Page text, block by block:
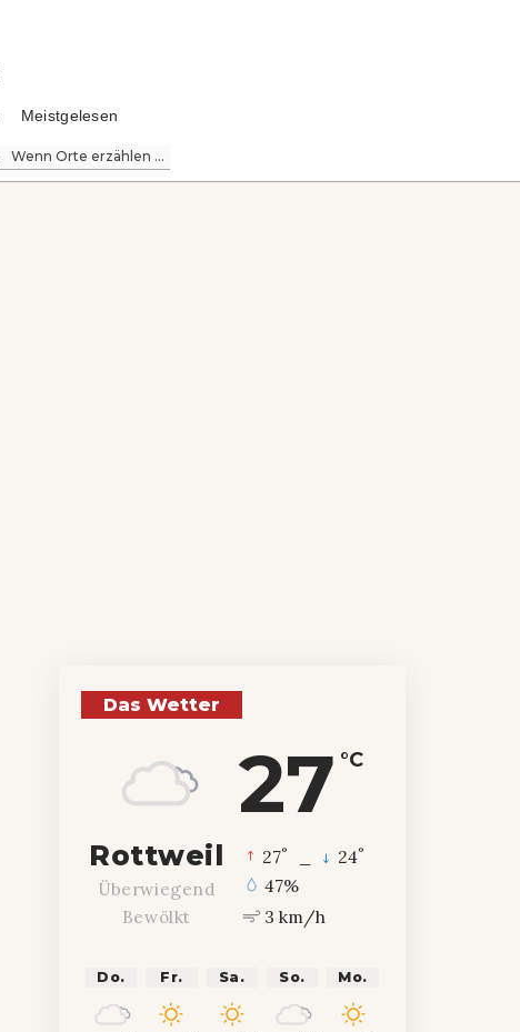
Meistgelesen
Wenn Orte erzählen ...
Das Wetter
27 °C
Rottweil
Überwiegend
Bewölkt
27° 24°
47%
3 km/h
Do. Fr. Sa. So. Mo.